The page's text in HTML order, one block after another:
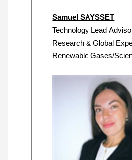
Samuel SAYSSET
Technology Lead
Research & Global
Renewable Gases/